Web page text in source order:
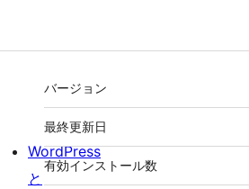
メ
タ
バージョン
最終更新日
有効インストール数
WordPress
と